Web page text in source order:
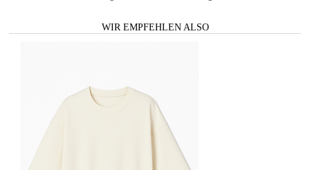
WIR EMPFEHLEN ALSO